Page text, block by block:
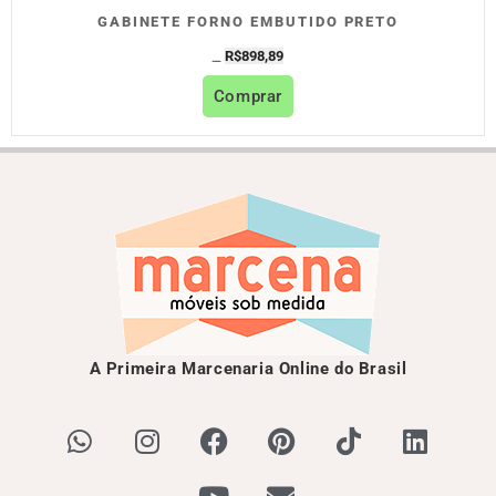
GABINETE FORNO EMBUTIDO PRETO
R$898,89
Comprar
A Primeira Marcenaria Online do Brasil